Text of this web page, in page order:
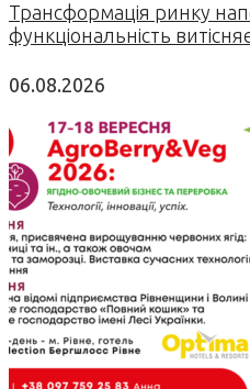
Трансформація ринку
функціональність
06.08.2026